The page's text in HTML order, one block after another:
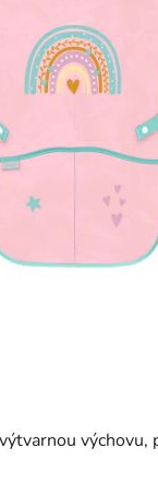
výchovu,